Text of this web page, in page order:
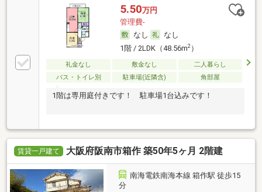
5.50万円
管理費-
なし
なし
1階 / 2LDK（48.56m2）
礼金なし 敷金なし
二人暮らし
バス・トイレ別
駐車場(近隣含) 角部屋
1階は専用庭付きです！ 駐車場1台込みです！
賃貸一戸建て 大阪府阪南市箱作 築50年5ヶ月 2階建
南海電鉄南海本線 箱作駅 徒歩15
分